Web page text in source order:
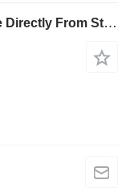
Magni ES1418RT New And Available Directly From Stock, El